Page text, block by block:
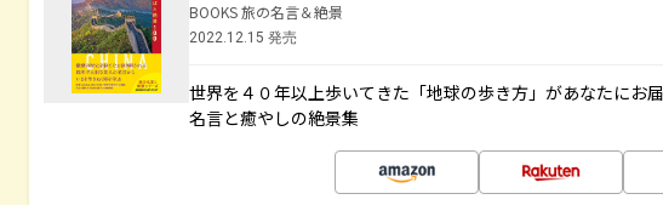
BOOKS 旅の名言＆絶景
2022.12.15 発売
世界を４０年以上歩いてきた「地球の歩き方」があなたにお
名言と癒やしの絶景集